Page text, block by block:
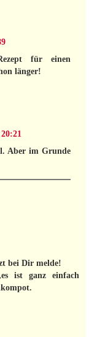
für einen
länger!
Aber im Grunde
bei Dir melde!
ist ganz einfach